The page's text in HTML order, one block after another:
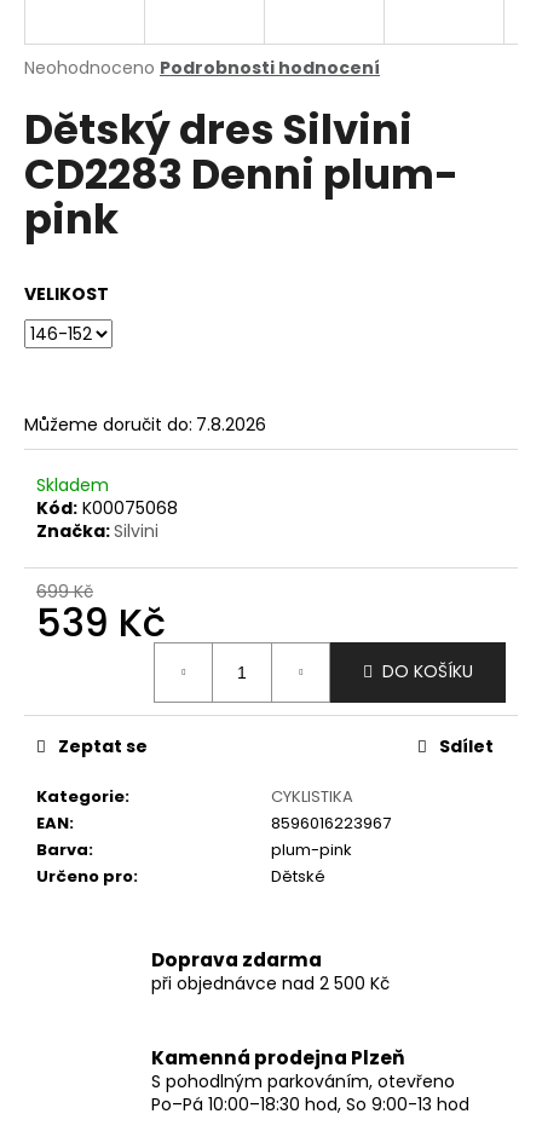
Průměrné
produktu
je
0,0
z
5
hvězdiček.
Neohodnoceno Podrobnosti hodnocení
Dětský dres Silvini
CD2283 Denni plum-
pink
VELIKOST
Můžeme doručit do: 7.8.2026
Skladem
Kód: K00075068
Značka:Silvini
699 Kč
539 Kč
DO KOŠÍKU
Kategorie:
CYKLISTIKA
EAN:
8596016223967
Barva:
plum-pink
Určeno pro: Dětské
Zeptat se Sdílet
Doprava zdarma
při objednávce nad 2 500 Kč
Kamenná prodejna Plzeň
S pohodlným parkováním, otevřeno
Po–Pá 10:00–18:30 hod, So 9:00-13 hod
j
t
?
o
p
u
č
u